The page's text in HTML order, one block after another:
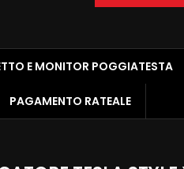
E MONITOR POGGIATESTA
PAGAMENTO RATEALE